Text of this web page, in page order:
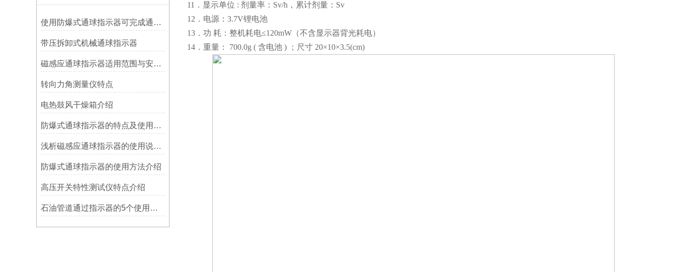
使用防爆式通球指示器可完成通球指示功能
带压拆卸式机械通球指示器
磁感应通球指示器适用范围与安装方法
转向力角测量仪特点
电热鼓风干燥箱介绍
防爆式通球指示器的特点及使用方法
浅析磁感应通球指示器的使用说明及特点
防爆式通球指示器的使用方法介绍
高压开关特性测试仪特点介绍
石油管道通过指示器的5个使用说明
11．显示单位 : 剂量率：Sv/h，累计剂量：Sv
12．电源：3.7V锂电池
13．功 耗：整机耗电≤120mW（不含显示器背光耗电）
14．重量： 700.0g ( 含电池 ) ；尺寸 20×10×3.5(cm)